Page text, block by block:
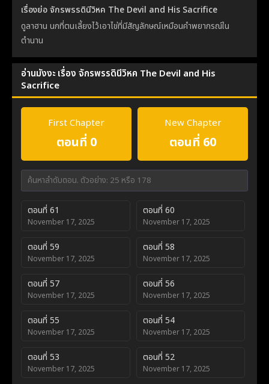
เรื่องย่อ จักรพรรดินีวิหค The Devil and His Sacrifice
ดูลาฮาน นกที่ตนเลี้ยงไว้เอาไข่ที่มีสัญลักษณ์เหมือนคำพยากรณ์ใน
ตำนาน
อ่านมังงะ เรื่อง จักรพรรดินีวิหค The Devil and His
Sacrifice
First Chapter
ตอนที่ 0
New Chapter
ตอนที่ 60
ตอนที่ 61
November 17, 2025
ตอนที่ 60
November 17, 2025
ตอนที่ 59
November 17, 2025
ตอนที่ 58
November 17, 2025
ตอนที่ 57
November 17, 2025
ตอนที่ 56
November 17, 2025
ตอนที่ 55
November 17, 2025
ตอนที่ 54
November 17, 2025
ตอนที่ 53
November 17, 2025
ตอนที่ 52
November 17, 2025